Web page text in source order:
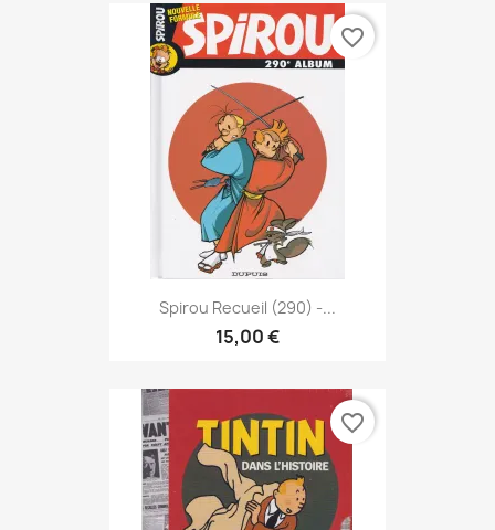
Spirou Recueil (290) -...
15,00 €
favorite_border
favorite_border